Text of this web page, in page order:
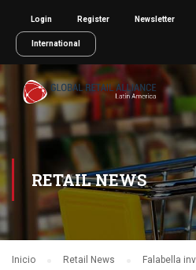
Login Register Newsletter
International
RETAIL NEWS
Inicio Retail News Falabella